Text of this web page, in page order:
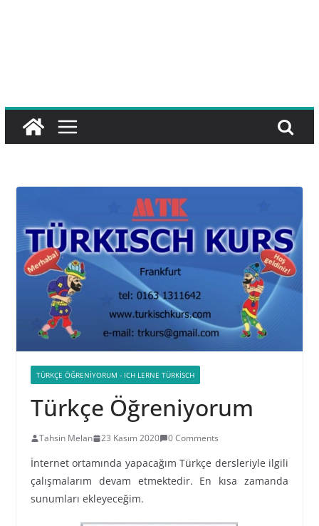
TÜRKÇE ÖĞRENIYORUM - ICH LERNE TÜRKISCH
Türkçe Öğreniyorum
Tahsin Melan 23 Kasım 2020 0 Comments
İnternet ortamında yapacağım Türkçe dersleriyle ilgili
çalışmalarım devam etmektedir. En kısa zamanda
sunumları ekleyeceğim.